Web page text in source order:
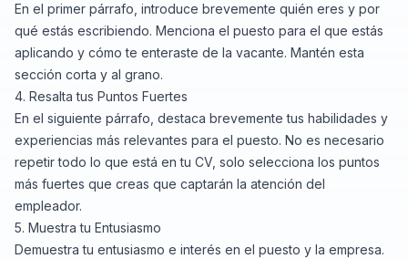
En el primer párrafo, introduce brevemente quién eres y por
qué estás escribiendo. Menciona el puesto para el que estás
aplicando y cómo te enteraste de la vacante. Mantén esta
sección corta y al grano.
4. Resalta tus Puntos Fuertes
En el siguiente párrafo, destaca brevemente tus habilidades y
experiencias más relevantes para el puesto. No es necesario
repetir todo lo que está en tu CV, solo selecciona los puntos
más fuertes que creas que captarán la atención del
empleador.
5. Muestra tu Entusiasmo
Demuestra tu entusiasmo e interés en el puesto y la empresa.